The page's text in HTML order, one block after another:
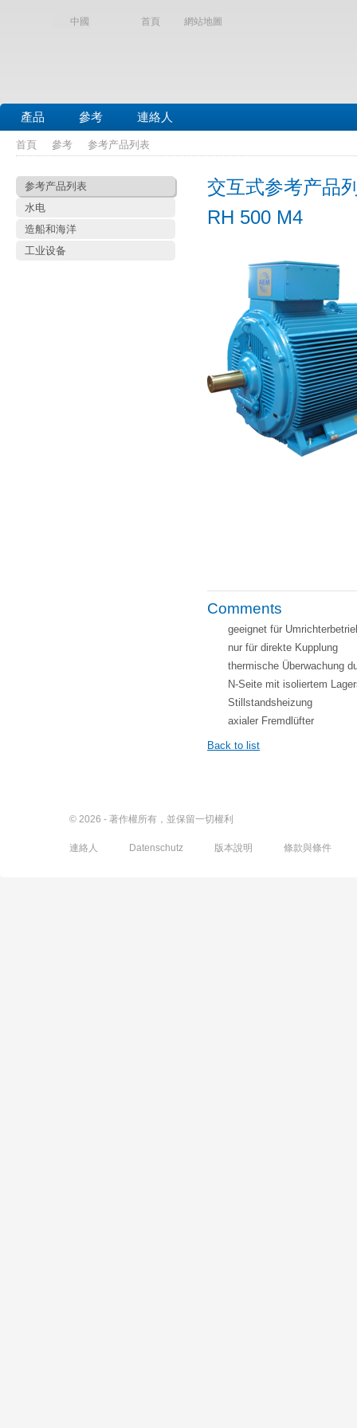
中國 首頁 網站地圖
產品 參考 連絡人
首頁 參考 参考产品列表
参考产品列表
水电
造船和海洋
工业设备
交互式参考产品
RH 500 M4
Comments
geeignet für
nur für direkte Kupplung
thermische Überwachung
N-Seite mit isoliertem
Stillstandsheizung
axialer Fremdlüfter
Back to list
© 2026 - 著作權所有，並保留一切權利
連絡人 Datenschutz 版本說明 條款與條件